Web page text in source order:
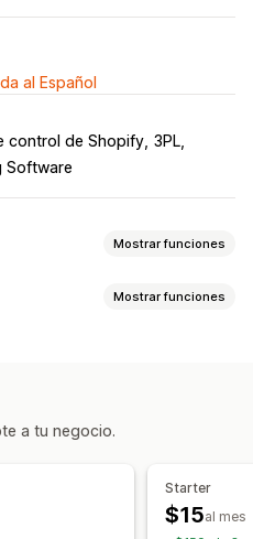
al Español
control de Shopify 3PL
Software
Mostrar funciones
Límites de pedido
Mostrar funciones
en la cantidad
Geolocalización
a tu negocio.
Starter
$15al mes